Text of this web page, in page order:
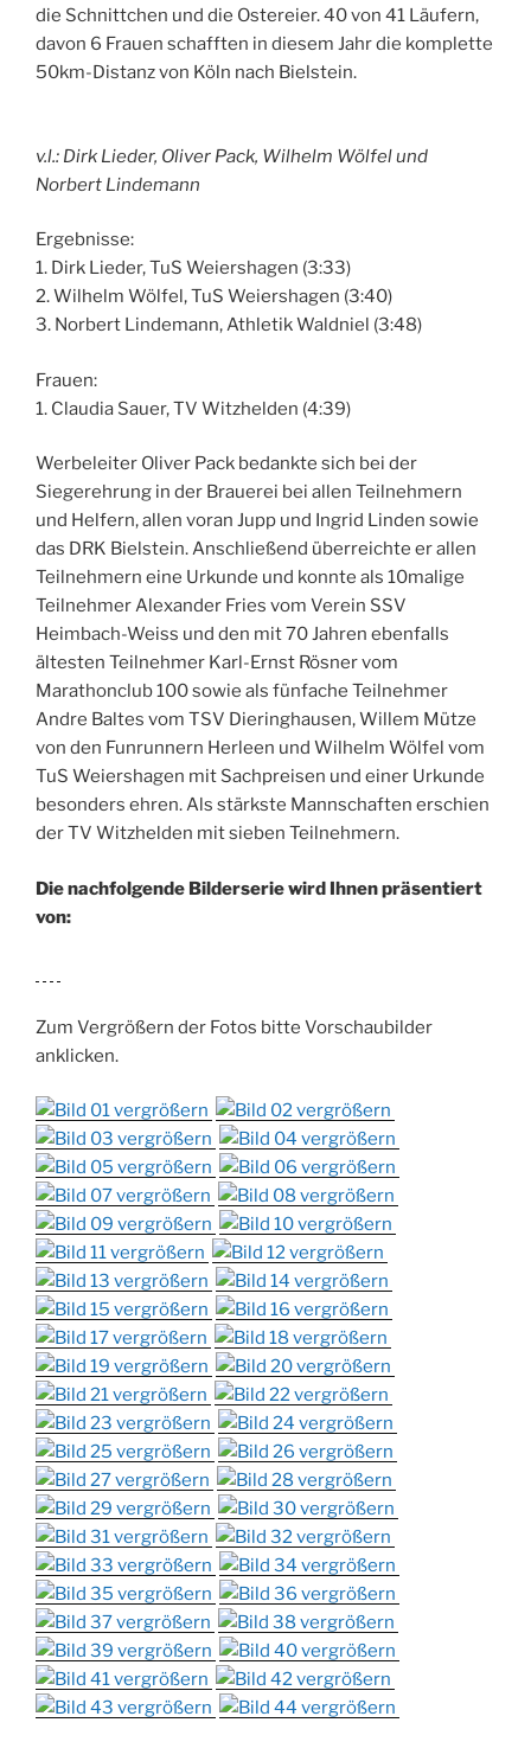
die Schnittchen und die Ostereier. 40 von 41 Läufern,
davon 6 Frauen schafften in diesem Jahr die komplette
50km-Distanz von Köln nach Bielstein.
v.l.: Dirk Lieder, Oliver Pack, Wilhelm Wölfel und
Norbert Lindemann
Ergebnisse:
1. Dirk Lieder, TuS Weiershagen (3:33)
2. Wilhelm Wölfel, TuS Weiershagen (3:40)
3. Norbert Lindemann, Athletik Waldniel (3:48)
Frauen:
1. Claudia Sauer, TV Witzhelden (4:39)
Werbeleiter Oliver Pack bedankte sich bei der
Siegerehrung in der Brauerei bei allen Teilnehmern
und Helfern, allen voran Jupp und Ingrid Linden sowie
das DRK Bielstein. Anschließend überreichte er allen
Teilnehmern eine Urkunde und konnte als 10malige
Teilnehmer Alexander Fries vom Verein SSV
Heimbach-Weiss und den mit 70 Jahren ebenfalls
ältesten Teilnehmer Karl-Ernst Rösner vom
Marathonclub 100 sowie als fünfache Teilnehmer
Andre Baltes vom TSV Dieringhausen, Willem Mütze
von den Funrunnern Herleen und Wilhelm Wölfel vom
TuS Weiershagen mit Sachpreisen und einer Urkunde
besonders ehren. Als stärkste Mannschaften erschien
der TV Witzhelden mit sieben Teilnehmern.
Die nachfolgende Bilderserie wird Ihnen präsentiert
von:
Zum Vergrößern der Fotos bitte Vorschaubilder
anklicken.